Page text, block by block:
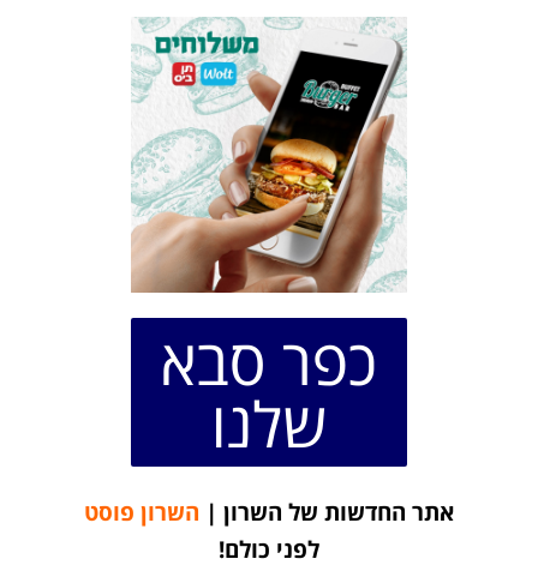
כפר סבא
שלנו
אתר החדשות של השרון | השרון פוסט
לפני כולם!